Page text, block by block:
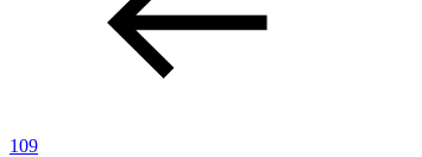
109